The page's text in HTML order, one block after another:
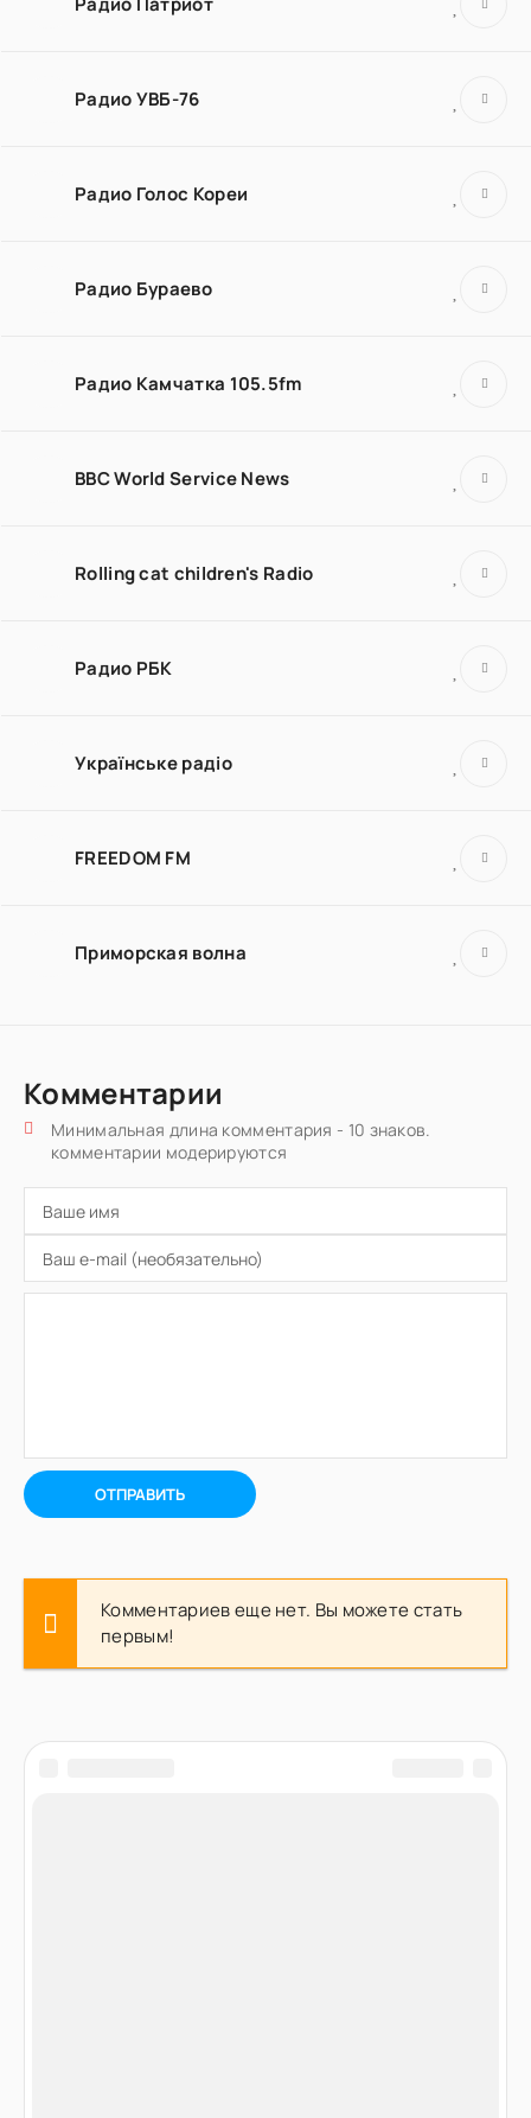
Радио УВБ-76
Радио Голос Кореи
Радио Бураево
Радио Камчатка 105.5fm
BBC World Service News
Rolling cat children's Radio
Радио РБК
Українське радіо
FREEDOM FM
Приморская волна
Комментарии
Минимальная длина комментария - 10 знаков.
комментарии модерируются
ОТПРАВИТЬ
Комментариев еще нет. Вы можете стать
первым!